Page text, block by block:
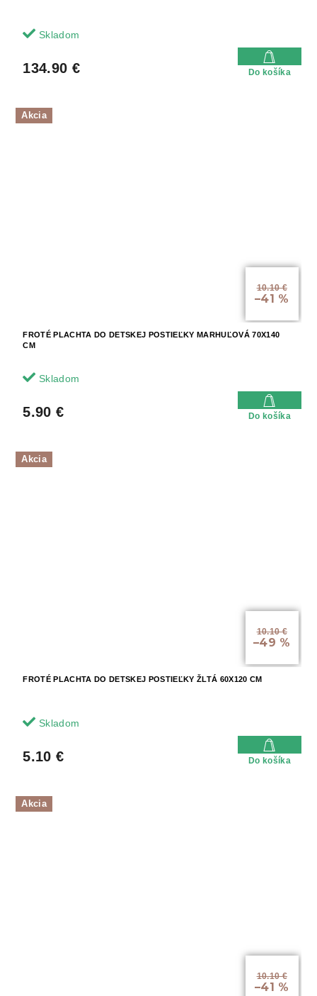
Skladom
134.90 € Do košíka
Akcia
10.10 €
–41 %
FROTÉ PLACHTA DO DETSKEJ POSTIEĽKY MARHUĽOVÁ 70X140
CM
Skladom
5.90 € Do košíka
Akcia
10.10 €
–49 %
FROTÉ PLACHTA DO DETSKEJ POSTIEĽKY ŽLTÁ 60X120 CM
Skladom
5.10 € Do košíka
Akcia
10.10 €
–41 %